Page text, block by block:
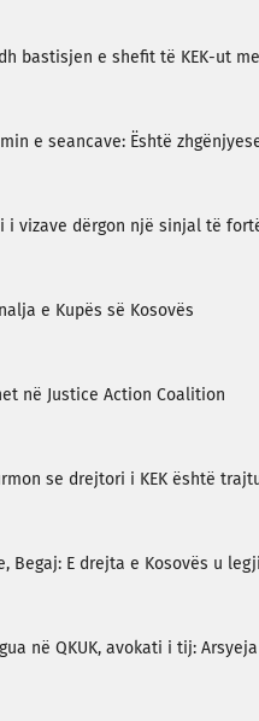
bastisjen e shefit të KEK-ut
e seancave: Është
i vizave dërgon një sinjal të
e Kupës së Kosovës
në Justice Action Coalition
se drejtori i KEK është
Begaj: E drejta e Kosovës u
në QKUK, avokati i tij: